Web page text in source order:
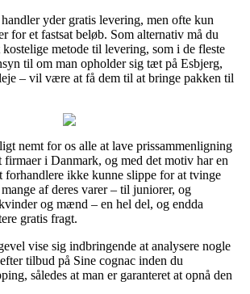
yder gratis levering, men ofte kun
for et fastsat beløb. Som alternativ må du
metode til levering, som i de fleste
til om man opholder sig tæt på Esbjerg,
– vil være at få dem til at bringe pakken til
nemt for os alle at lave prissammenligning
i Danmark, og med det motiv har en
ikke kunne slippe for at tvinge
af deres varer – til juniorer, og
og mænd – en hel del, og endda
gratis fragt.
vise sig indbringende at analysere nogle
tilbud på Sine cognac inden du
således at man er garanteret at opnå den